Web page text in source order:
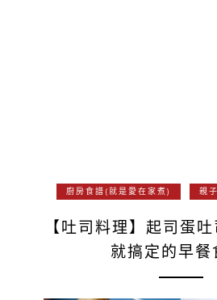
廚房食譜(就是愛在家煮) 親
【吐司料理】起司蛋
就搞定的早餐